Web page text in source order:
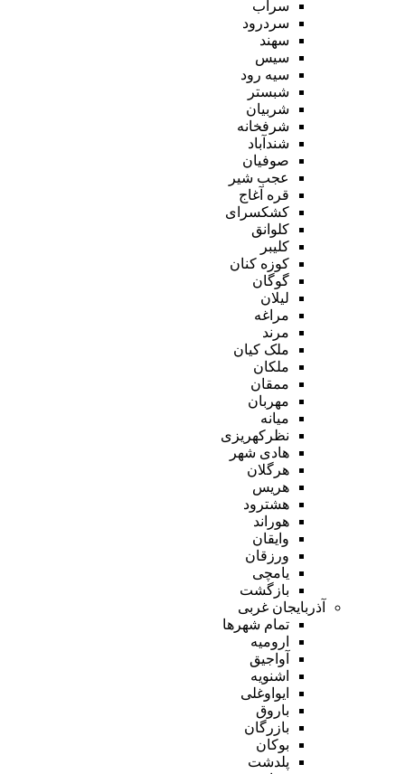
سراب
سردرود
سهند
سیس
سیه رود
شبستر
شربیان
شرفخانه
شندآباد
صوفیان
عجب شیر
قره آغاج
کشکسرای
کلوانق
کلیبر
کوزه کنان
گوگان
لیلان
مراغه
مرند
ملک کیان
ملکان
ممقان
مهربان
میانه
نظرکهریزی
هادی شهر
هرگلان
هریس
هشترود
هوراند
وایقان
ورزقان
یامچی
بازگشت
آذربایجان غربی
تمام شهر‌ها
ارومیه
آواجیق
اشنویه
ایواوغلی
باروق
بازرگان
بوکان
پلدشت